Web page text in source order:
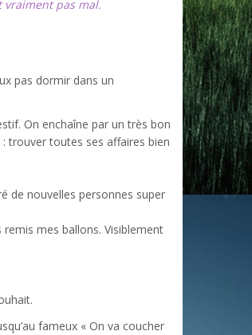
vraiment pas mal.
pas dormir dans un
On enchaîne par un très bon
trouver toutes ses affaires bien
de nouvelles personnes super
remis mes ballons. Visiblement
fameux « On va coucher